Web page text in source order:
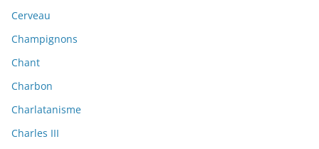
Cerveau
Champignons
Chant
Charbon
Charlatanisme
Charles III